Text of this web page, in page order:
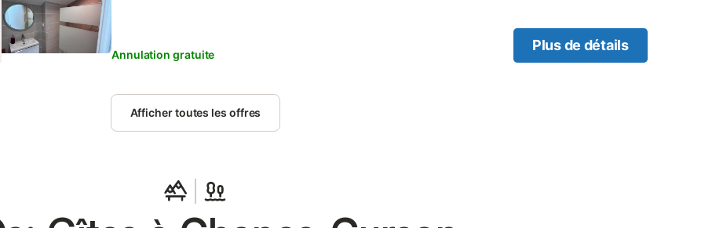
Annulation gratuite
Plus de détails
Afficher toutes les offres